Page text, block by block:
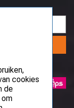
cookies